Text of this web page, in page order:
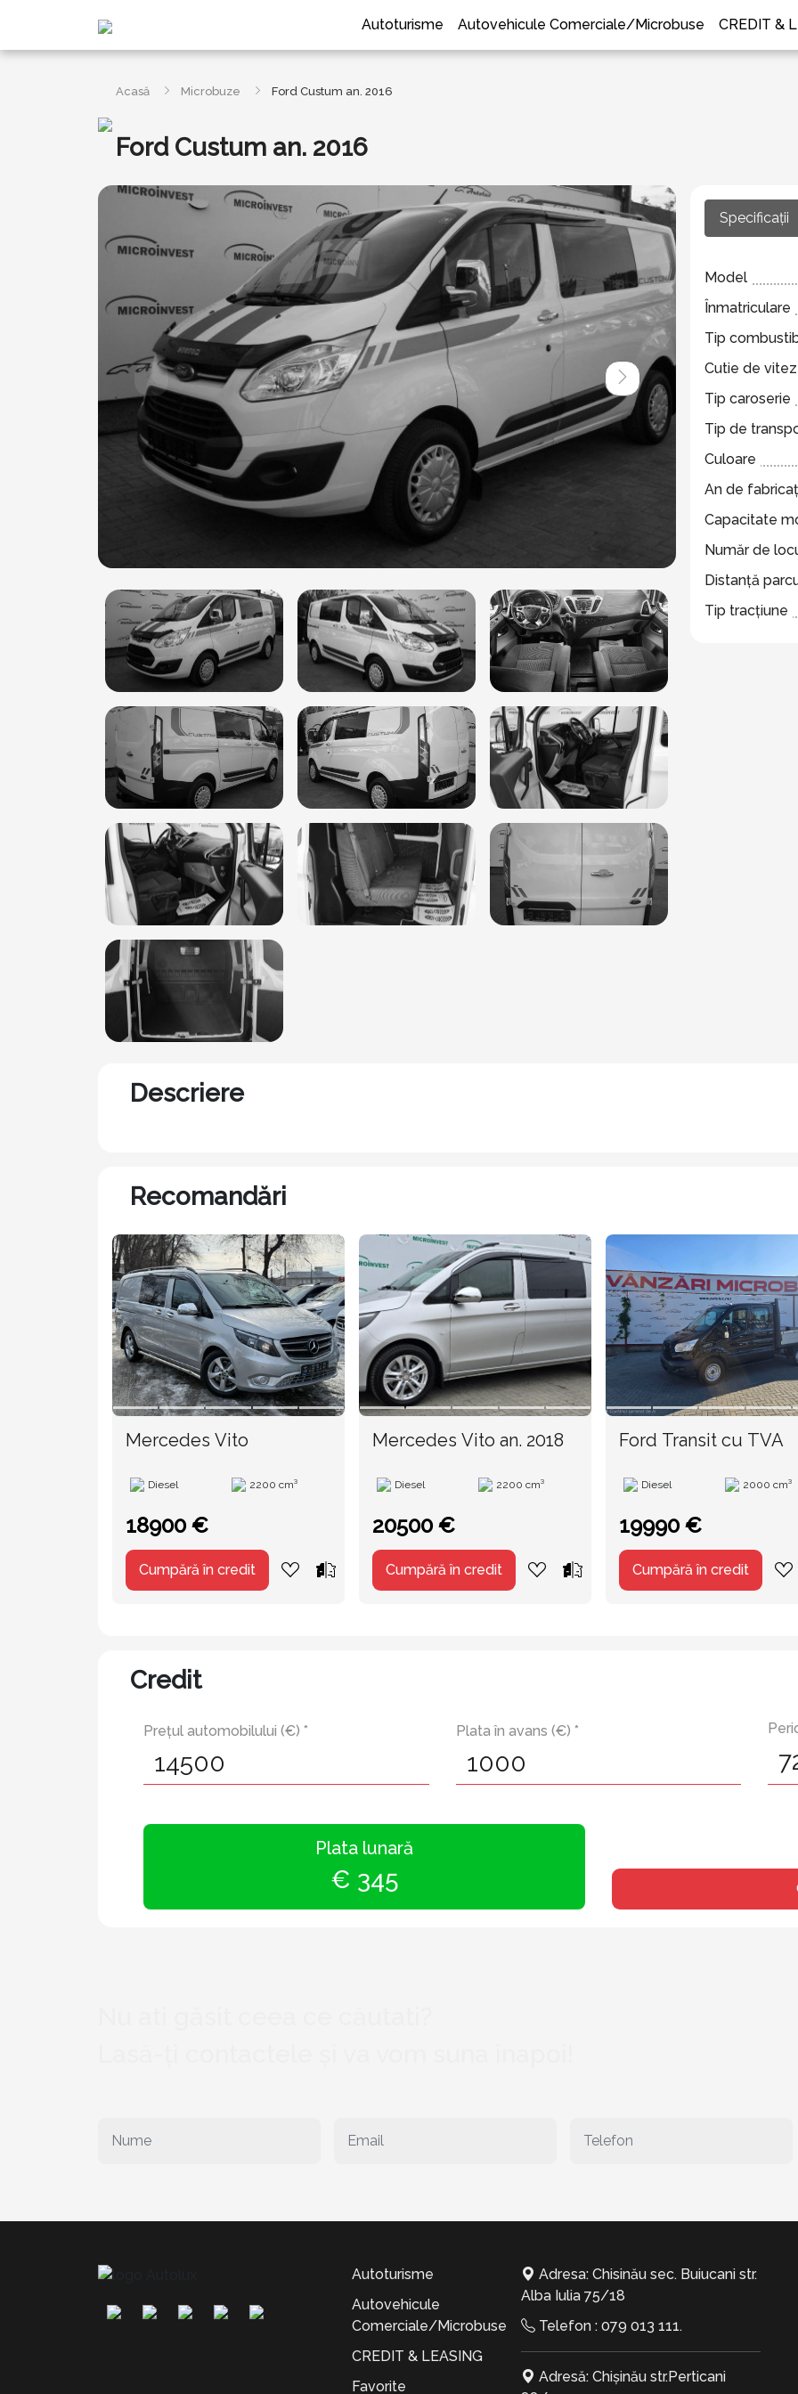
Autoturisme Autovehicule Comerciale/Microbuse CREDIT &
Acasă Microbuze Ford Custum an. 2016
Ford Custum an. 2016
Specificații
Model
Înmatriculare
Tip
Cutie de
Tip caroserie
Tip de
Culoare
An de
Capacitate
Număr de
Distanță
Tip tracțiune
Descriere
Recomandări
Mercedes Vito
Diesel 2200 cm³
18900 €
Cumpără în credit
Mercedes Vito an. 2018
Diesel 2200 cm³
20500 €
Cumpără în credit
Ford Transit cu TVA
Diesel 2000 cm³
19990 €
Cumpără în credit
Credit
Prețul automobilului (€) * Plata în avans (€) *
Plata lunară
€ 345
Autoturisme
Autovehicule
Comerciale/Microbuse
CREDIT & LEASING
Favorite
Adresa: Chisinău sec. Buiucani str.
Alba Iulia 75/18
Telefon : 079 013 111.
Adresă: Chișinău str.Perticani